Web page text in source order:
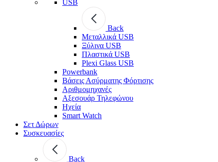
USB
Back
Μεταλλικά USB
Ξύλινα USB
Πλαστικά USB
Plexi Glass USB
Powerbank
Βάσεις Ασύρματης Φόρτισης
Αριθμομηχανές
Αξεσουάρ Τηλεφώνου
Ηχεία
Smart Watch
Σετ Δώρων
Συσκευασίες
Back